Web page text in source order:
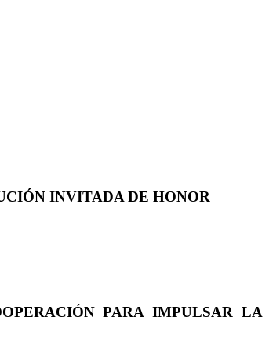
INVITADA DE HONOR
PARA IMPULSAR LA